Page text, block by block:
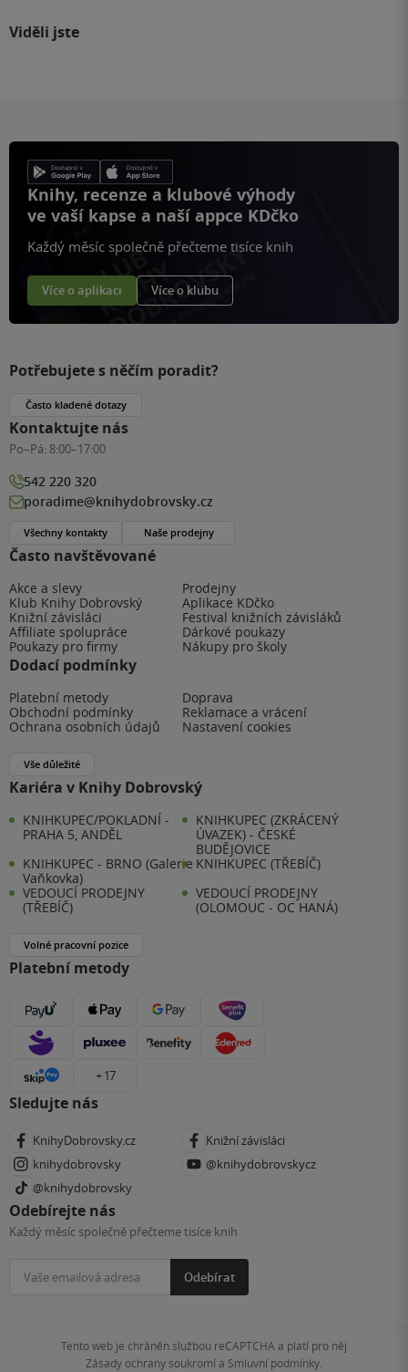
Viděli jste
Knihy, recenze a klubové výhody
ve vaší kapse a naší appce KDčko
Každý měsíc společně přečteme tisíce knih
Více o aplikaci Více o klubu
Často navštěvované
Akce a slevy
Prodejny
Klub Knihy Dobrovský
Aplikace KDčko
Knižní závisláci
Festival knižních závisláků
Affiliate spolupráce
Dárkové poukazy
Poukazy pro firmy
Nákupy pro školy
Dodací podmínky
Platební metody
Doprava
Obchodní podmínky
Reklamace a vrácení
Ochrana osobních údajů
Nastavení cookies
Vše důležité
Kariéra v Knihy Dobrovský
KNIHKUPEC/POKLADNÍ -
PRAHA 5, ANDĚL
KNIHKUPEC (ZKRÁCENÝ
ÚVAZEK) - ČESKÉ
BUDĚJOVICE
KNIHKUPEC - BRNO (Galerie
Vaňkovka)
KNIHKUPEC (TŘEBÍČ)
VEDOUCÍ PRODEJNY
(TŘEBÍČ)
VEDOUCÍ PRODEJNY
(OLOMOUC - OC HANÁ)
Volné pracovní pozice
Platební metody
+ 17
Sledujte nás
KnihyDobrovsky.cz
Knižní závisláci
knihydobrovsky
@knihydobrovskycz
@knihydobrovsky
Odebírejte nás
Každý měsíc společně přečteme tisíce knih
Odebírat
Potřebujete s něčím poradit?
Často kladené dotazy
Kontaktujte nás
Po–Pá: 8:00–17:00
542 220 320
poradime@knihydobrovsky.cz
Všechny kontakty Naše prodejny
Tento web je chráněn službou reCAPTCHA a platí pro něj
Zásady ochrany soukromía Smluvní podmínky.